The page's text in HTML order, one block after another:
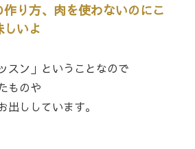
り方、肉を使わないのにこ
いよ
スン」ということなので
ものや
ししています。